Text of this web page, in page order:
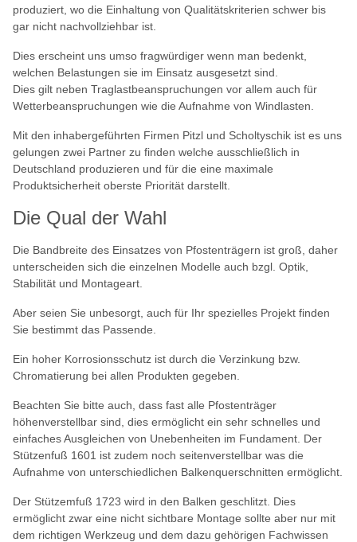
produziert, wo die Einhaltung von Qualitätskriterien schwer bis
gar nicht nachvollziehbar ist.
Dies erscheint uns umso fragwürdiger wenn man bedenkt,
welchen Belastungen sie im Einsatz ausgesetzt sind.
Dies gilt neben Traglastbeanspruchungen vor allem auch für
Wetterbeanspruchungen wie die Aufnahme von Windlasten.
Mit den inhabergeführten Firmen Pitzl und Scholtyschik ist es uns
gelungen zwei Partner zu finden welche ausschließlich in
Deutschland produzieren und für die eine maximale
Produktsicherheit oberste Priorität darstellt.
Die Qual der Wahl
Die Bandbreite des Einsatzes von Pfostenträgern ist groß, daher
unterscheiden sich die einzelnen Modelle auch bzgl. Optik,
Stabilität und Montageart.
Aber seien Sie unbesorgt, auch für Ihr spezielles Projekt finden
Sie bestimmt das Passende.
Ein hoher Korrosionsschutz ist durch die Verzinkung bzw.
Chromatierung bei allen Produkten gegeben.
Beachten Sie bitte auch, dass fast alle Pfostenträger
höhenverstellbar sind, dies ermöglicht ein sehr schnelles und
einfaches Ausgleichen von Unebenheiten im Fundament. Der
Stützenfuß 1601 ist zudem noch seitenverstellbar was die
Aufnahme von unterschiedlichen Balkenquerschnitten ermöglicht.
Der Stützemfuß 1723 wird in den Balken geschlitzt. Dies
ermöglicht zwar eine nicht sichtbare Montage sollte aber nur mit
dem richtigen Werkzeug und dem dazu gehörigen Fachwissen